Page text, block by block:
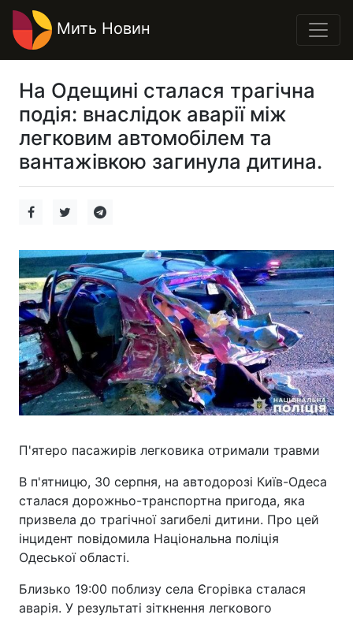
Мить Новин
На Одещині сталася трагічна
подія: внаслідок аварії між
легковим автомобілем та
вантажівкою загинула дитина.
П'ятеро пасажирів легковика отримали травми
В п'ятницю, 30 серпня, на автодорозі Київ-Одеса
сталася дорожньо-транспортна пригода, яка
призвела до трагічної загибелі дитини. Про цей
інцидент повідомила Національна поліція
Одеської області.
Близько 19:00 поблизу села Єгорівка сталася
аварія. У результаті зіткнення легкового